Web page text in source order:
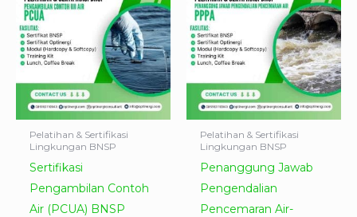
Pelatihan & Sertifikasi
Lingkungan BNSP
Sertifikasi
Pengambilan Contoh
Air (PCUA) BNSP
Pelatihan & Sertifikasi
Lingkungan BNSP
Penanggung Jawab
Pengendalian
Pencemaran Air-